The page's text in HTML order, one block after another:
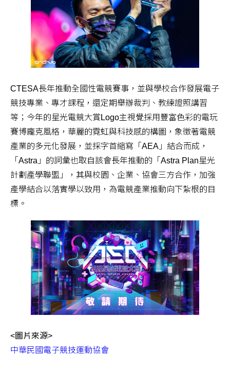
CTESA長年推動全國性電競賽事，並與學校合作發展電子
競技專業、專才課程，還定期舉辦裁判、教練證照講習
等；今年的星光電競大賞Logo主視覺採用豐富色彩的電玩
賽博龐克風格，華麗的霓虹與科技感的構圖，象徵著電競
產業的多元化發展，並採字首縮寫「AEA」結合而成，
「Astra」的詞彙也取自該會長年推動的「Astra Plan星光
計劃產學聯盟」，其與校園、企業、協會三方合作，加強
產學結合以落實學以致用，為電競產業推動向下紮根的目
標。
<圖片來源>
中華民國電子競技運動協會